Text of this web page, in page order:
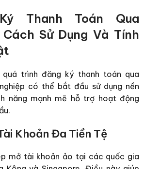
Thanh Toán Qua
Sử Dụng Và Tính
trình đăng ký thanh toán qua
có thể bắt đầu sử dụng nền
năng mạnh mẽ hỗ trợ hoạt động
Khoản Đa Tiền Tệ
mở tài khoản ảo tại các quốc gia